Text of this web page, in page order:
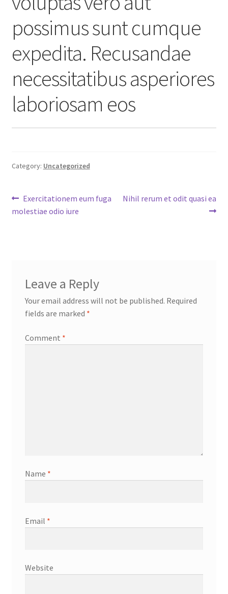
possimus sunt cumque
expedita. Recusandae
necessitatibus asperiores
laboriosam eos
Category: Uncategorized
Post
navigation
Previous
post:
Exercitationem eum fuga
molestiae odio iure
Next
Nihil rerum et odit quasi ea
Leave a Reply
Your email address will not be published. Required
fields are marked *
Comment *
Name *
Email *
Website